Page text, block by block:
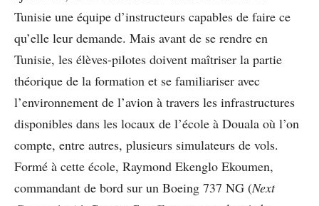
Tunisie une équipe d’instructeurs capables de faire ce
qu’elle leur demande. Mais avant de se rendre en
Tunisie, les élèves-pilotes doivent maîtriser la partie
théorique de la formation et se familiariser avec
l’environnement de l’avion à travers les infrastructures
disponibles dans les locaux de l’école à Douala où l’on
compte, entre autres, plusieurs simulateurs de vols.
Formé à cette école, Raymond Ekenglo Ekoumen,
commandant de bord sur un Boeing 737 NG (Next